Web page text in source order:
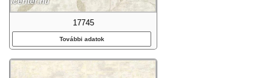
17745
További adatok